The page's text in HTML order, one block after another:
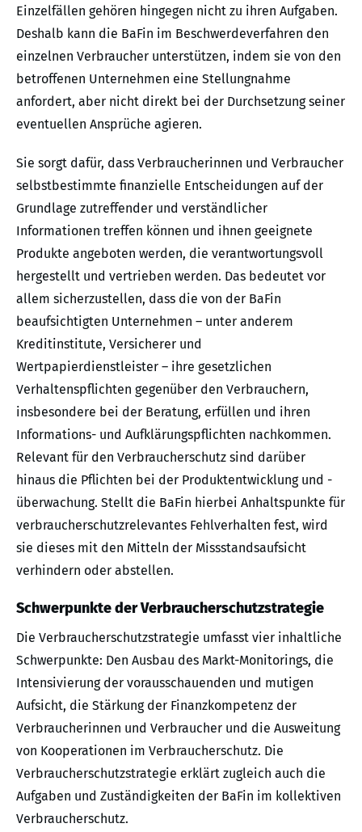
Einzelfällen gehören hingegen nicht zu ihren Aufgaben.
Deshalb kann die BaFin im Beschwerdeverfahren den
einzelnen Verbraucher unterstützen, indem sie von den
betroffenen Unternehmen eine Stellungnahme
anfordert, aber nicht direkt bei der Durchsetzung seiner
eventuellen Ansprüche agieren.
Sie sorgt dafür, dass Verbraucherinnen und Verbraucher
selbstbestimmte finanzielle Entscheidungen auf der
Grundlage zutreffender und verständlicher
Informationen treffen können und ihnen geeignete
Produkte angeboten werden, die verantwortungsvoll
hergestellt und vertrieben werden. Das bedeutet vor
allem sicherzustellen, dass die von der BaFin
beaufsichtigten Unternehmen – unter anderem
Kreditinstitute, Versicherer und
Wertpapierdienstleister – ihre gesetzlichen
Verhaltenspflichten gegenüber den Verbrauchern,
insbesondere bei der Beratung, erfüllen und ihren
Informations- und Aufklärungspflichten nachkommen.
Relevant für den Verbraucherschutz sind darüber
hinaus die Pflichten bei der Produktentwicklung und ­
überwachung. Stellt die BaFin hierbei Anhaltspunkte für
verbraucherschutzrelevantes Fehlverhalten fest, wird
sie dieses mit den Mitteln der Missstandsaufsicht
verhindern oder abstellen.
Schwerpunkte der Verbraucherschutzstrategie
Die Verbraucherschutzstrategie umfasst vier inhaltliche
Schwerpunkte: Den Ausbau des Markt-Monitorings, die
Intensivierung der vorausschauenden und mutigen
Aufsicht, die Stärkung der Finanzkompetenz der
Verbraucherinnen und Verbraucher und die Ausweitung
von Kooperationen im Verbraucherschutz. Die
Verbraucherschutzstrategie erklärt zugleich auch die
Aufgaben und Zuständigkeiten der BaFin im kollektiven
Verbraucherschutz.